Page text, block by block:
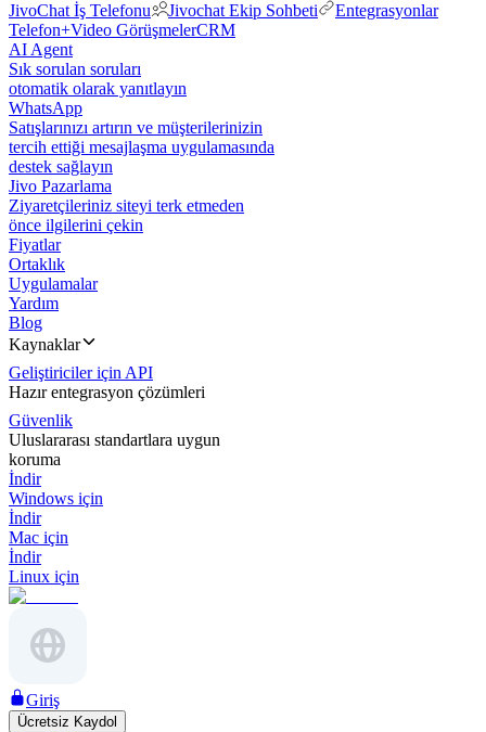
JivoChat İş Telefonu
Jivochat Ekip Sohbeti
Entegrasyonlar
Telefon+Video GörüşmelerCRM
AI Agent
Sık sorulan soruları
otomatik olarak yanıtlayın
WhatsApp
Satışlarınızı artırın ve müşterilerinizin
tercih ettiği mesajlaşma uygulamasında
destek sağlayın
Jivo Pazarlama
Ziyaretçileriniz siteyi terk etmeden
önce ilgilerini çekin
Fiyatlar
Ortaklık
Uygulamalar
Yardım
Blog
Kaynaklar
Geliştiriciler için API
Hazır entegrasyon çözümleri
Güvenlik
Uluslararası standartlara uygun
koruma
İndir
Windows için
İndir
Mac için
İndir
Linux için
Giriş
Ücretsiz Kaydol